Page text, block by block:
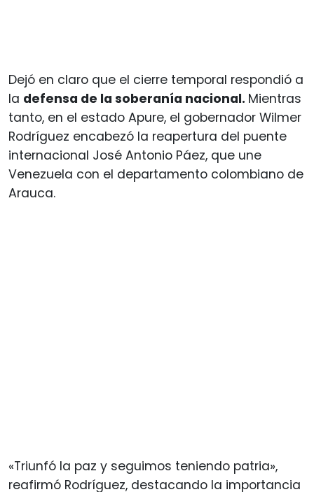
Dejó en claro que el cierre temporal respondió a
la defensa de la soberanía nacional. Mientras
tanto, en el estado Apure, el gobernador Wilmer
Rodríguez encabezó la reapertura del puente
internacional José Antonio Páez, que une
Venezuela con el departamento colombiano de
Arauca.
«Triunfó la paz y seguimos teniendo patria»,
reafirmó Rodríguez, destacando la importancia